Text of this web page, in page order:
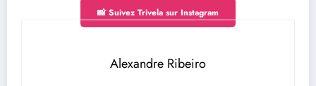
📸 Suivez Trivela sur Instagram
Alexandre Ribeiro